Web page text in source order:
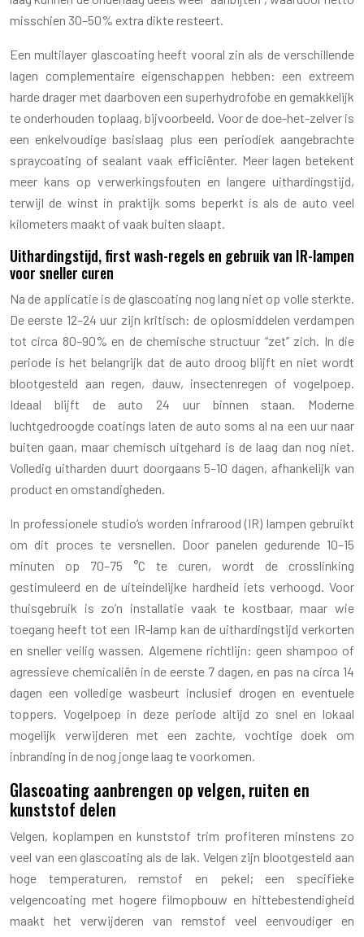
misschien 30–50% extra dikte resteert.
Een multilayer glascoating heeft vooral zin als de verschillende
lagen complementaire eigenschappen hebben: een extreem
harde drager met daarboven een superhydrofobe en gemakkelijk
te onderhouden toplaag, bijvoorbeeld. Voor de doe-het-zelver is
een enkelvoudige basislaag plus een periodiek aangebrachte
spraycoating of sealant vaak efficiënter. Meer lagen betekent
meer kans op verwerkingsfouten en langere uithardingstijd,
terwijl de winst in praktijk soms beperkt is als de auto veel
kilometers maakt of vaak buiten slaapt.
Uithardingstijd, first wash-regels en gebruik van IR-lampen
voor sneller curen
Na de applicatie is de glascoating nog lang niet op volle sterkte.
De eerste 12–24 uur zijn kritisch: de oplosmiddelen verdampen
tot circa 80–90% en de chemische structuur “zet” zich. In die
periode is het belangrijk dat de auto droog blijft en niet wordt
blootgesteld aan regen, dauw, insectenregen of vogelpoep.
Ideaal blijft de auto 24 uur binnen staan. Moderne
luchtgedroogde coatings laten de auto soms al na een uur naar
buiten gaan, maar chemisch uitgehard is de laag dan nog niet.
Volledig uitharden duurt doorgaans 5–10 dagen, afhankelijk van
product en omstandigheden.
In professionele studio’s worden infrarood (IR) lampen gebruikt
om dit proces te versnellen. Door panelen gedurende 10–15
minuten op 70–75 °C te curen, wordt de crosslinking
gestimuleerd en de uiteindelijke hardheid iets verhoogd. Voor
thuisgebruik is zo’n installatie vaak te kostbaar, maar wie
toegang heeft tot een IR-lamp kan de uithardingstijd verkorten
en sneller veilig wassen. Algemene richtlijn: geen shampoo of
agressieve chemicaliën in de eerste 7 dagen, en pas na circa 14
dagen een volledige wasbeurt inclusief drogen en eventuele
toppers. Vogelpoep in deze periode altijd zo snel en lokaal
mogelijk verwijderen met een zachte, vochtige doek om
inbranding in de nog jonge laag te voorkomen.
Glascoating aanbrengen op velgen, ruiten en
kunststof delen
Velgen, koplampen en kunststof trim profiteren minstens zo
veel van een glascoating als de lak. Velgen zijn blootgesteld aan
hoge temperaturen, remstof en pekel; een specifieke
velgencoating met hogere filmopbouw en hittebestendigheid
maakt het verwijderen van remstof veel eenvoudiger en